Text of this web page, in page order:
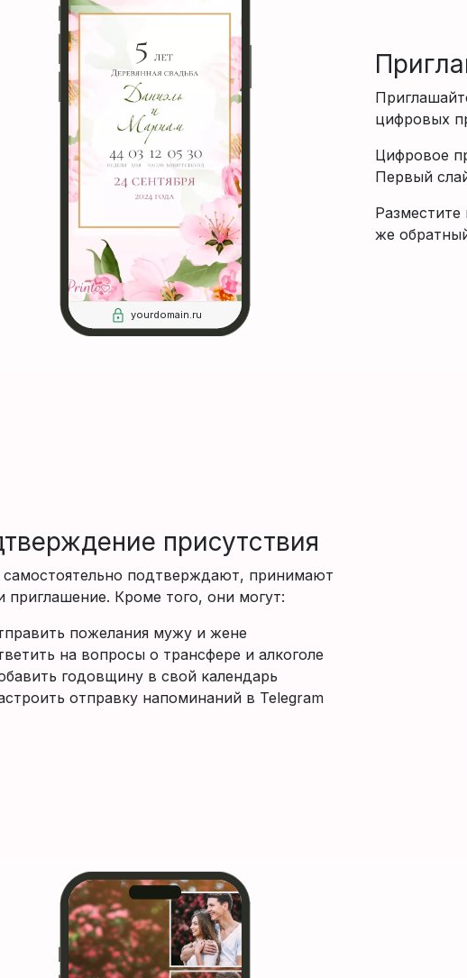
yourdomain.ru
цифровых
Цифровое
Первый
же
присутствия
самостоятельно подтверждают, принимают
приглашение. Кроме того, они могут:
пожелания мужу и жене
на вопросы о трансфере и алкоголе
годовщину в свой календарь
отправку напоминаний в Telegram